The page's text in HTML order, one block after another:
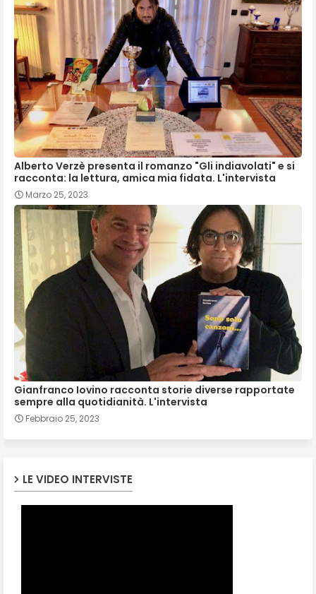
Alberto Verzè presenta il romanzo "Gli indiavolati" e si
racconta: la lettura, amica mia fidata. L'intervista
Marzo 25, 2023
Gianfranco Iovino racconta storie diverse rapportate
sempre alla quotidianità. L'intervista
Febbraio 25, 2023
LE VIDEO INTERVISTE